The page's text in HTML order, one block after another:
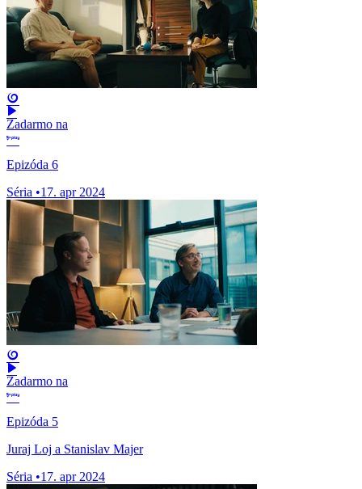
Zadarmo na
Epizóda 6
Séria •17. apr 2024
Zadarmo na
Epizóda 5
Juraj Loj a Stanislav Majer
Séria •17. apr 2024